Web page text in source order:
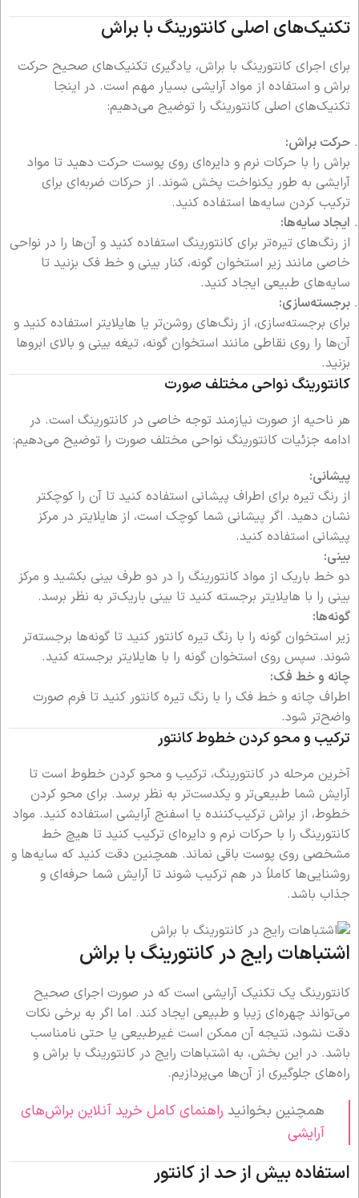
تکنیک‌های اصلی کانتورینگ با براش
برای اجرای کانتورینگ با براش، یادگیری تکنیک‌های صحیح حرکت
براش و استفاده از مواد آرایشی بسیار مهم است. در اینجا
تکنیک‌های اصلی کانتورینگ را توضیح می‌دهیم:
حرکت براش:
براش را با حرکات نرم و دایره‌ای روی پوست حرکت دهید تا مواد
آرایشی به طور یکنواخت پخش شوند. از حرکات ضربه‌ای برای
ترکیب کردن سایه‌ها استفاده کنید.
ایجاد سایه‌ها:
از رنگ‌های تیره‌تر برای کانتورینگ استفاده کنید و آن‌ها را در نواحی
خاصی مانند زیر استخوان گونه، کنار بینی و خط فک بزنید تا
سایه‌های طبیعی ایجاد کنید.
برجسته‌سازی:
برای برجسته‌سازی، از رنگ‌های روشن‌تر یا هایلایتر استفاده کنید و
آن‌ها را روی نقاطی مانند استخوان گونه، تیغه بینی و بالای ابروها
بزنید.
کانتورینگ نواحی مختلف صورت
هر ناحیه از صورت نیازمند توجه خاصی در کانتورینگ است. در
ادامه جزئیات کانتورینگ نواحی مختلف صورت را توضیح می‌دهیم:
پیشانی:
از رنگ تیره برای اطراف پیشانی استفاده کنید تا آن را کوچکتر
نشان دهید. اگر پیشانی شما کوچک است، از هایلایتر در مرکز
پیشانی استفاده کنید.
بینی:
دو خط باریک از مواد کانتورینگ را در دو طرف بینی بکشید و مرکز
بینی را با هایلایتر برجسته کنید تا بینی باریک‌تر به نظر برسد.
گونه‌ها:
زیر استخوان گونه را با رنگ تیره کانتور کنید تا گونه‌ها برجسته‌تر
شوند. سپس روی استخوان گونه را با هایلایتر برجسته کنید.
چانه و خط فک:
اطراف چانه و خط فک را با رنگ تیره کانتور کنید تا فرم صورت
واضح‌تر شود.
ترکیب و محو کردن خطوط کانتور
آخرین مرحله در کانتورینگ، ترکیب و محو کردن خطوط است تا
آرایش شما طبیعی‌تر و یکدست‌تر به نظر برسد. برای محو کردن
خطوط، از براش ترکیب‌کننده یا اسفنج آرایشی استفاده کنید. مواد
کانتورینگ را با حرکات نرم و دایره‌ای ترکیب کنید تا هیچ خط
مشخصی روی پوست باقی نماند. همچنین دقت کنید که سایه‌ها و
روشنایی‌ها کاملاً در هم ترکیب شوند تا آرایش شما حرفه‌ای و
جذاب باشد.
اشتباهات رایج در کانتورینگ با براش
کانتورینگ یک تکنیک آرایشی است که در صورت اجرای صحیح
می‌تواند چهره‌ای زیبا و طبیعی ایجاد کند. اما اگر به برخی نکات
دقت نشود، نتیجه آن ممکن است غیرطبیعی یا حتی نامناسب
باشد. در این بخش، به اشتباهات رایج در کانتورینگ با براش و
راه‌های جلوگیری از آن‌ها می‌پردازیم.
همچنین بخوانید راهنمای کامل خرید آنلاین براش‌های
آرایشی
استفاده بیش از حد از کانتور